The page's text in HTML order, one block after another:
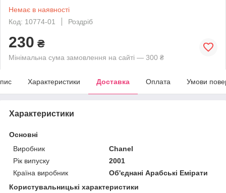
Немає в наявності
Код: 10774-01
Роздріб
230 ₴
Мінімальна сума замовлення на сайті — 300 ₴
Характеристики Доставка Оплата Умови
Характеристики
Основні
Виробник
Chanel
Рік випуску
2001
Країна виробник
Об'єднані Арабські Емірати
Користувальницькі характеристики